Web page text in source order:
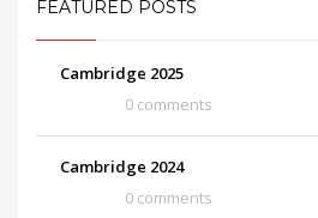
FEATURED POSTS
Cambridge 2025
0 comments
Cambridge 2024
0 comments